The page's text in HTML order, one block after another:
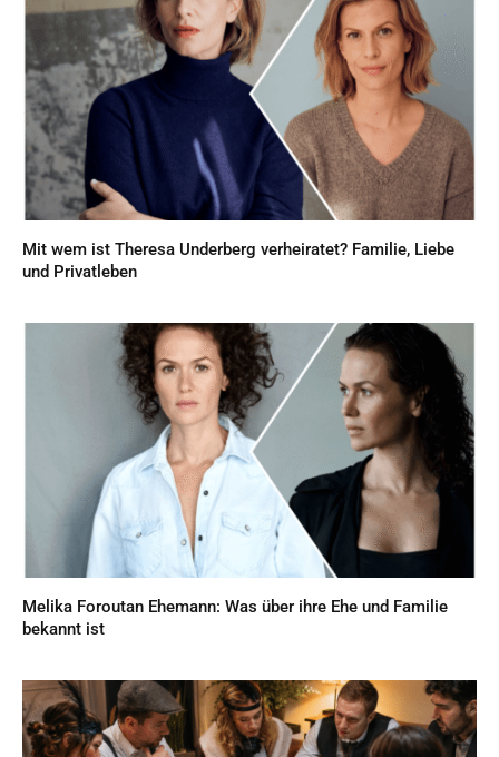
Mit wem ist Theresa Underberg verheiratet? Familie, Liebe
und Privatleben
Melika Foroutan Ehemann: Was über ihre Ehe und Familie
bekannt ist